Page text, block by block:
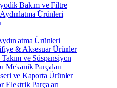
Bakım ve Filtre
Ürünleri
Ürünleri
& Aksesuar Ürünler
ve Süspansiyon
Mekanik Parçaları
ve Kaporta Ürünler
Elektrik Parçaları